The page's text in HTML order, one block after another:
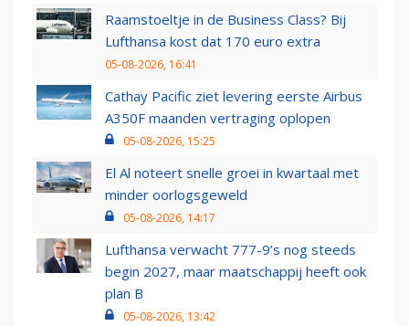
Raamstoeltje in de Business Class? Bij
Lufthansa kost dat 170 euro extra
05-08-2026, 16:41
Cathay Pacific ziet levering eerste Airbus
A350F maanden vertraging oplopen
05-08-2026, 15:25
El Al noteert snelle groei in kwartaal met
minder oorlogsgeweld
05-08-2026, 14:17
Lufthansa verwacht 777-9’s nog steeds
begin 2027, maar maatschappij heeft ook
plan B
05-08-2026, 13:42